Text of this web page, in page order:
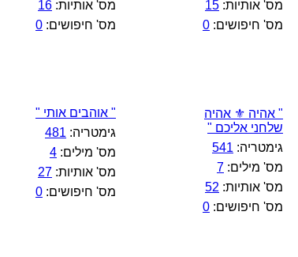
מס' אותיות: 15
מס' חיפושים: 0
מס' אותיות: 16
מס' חיפושים: 0
" אהיה ⚜️ אהיה
שלחני אליכם "
גימטריה: 541
מס' מילים: 7
מס' אותיות: 52
מס' חיפושים: 0
" אוהבים אותי "
גימטריה: 481
מס' מילים: 4
מס' אותיות: 27
מס' חיפושים: 0